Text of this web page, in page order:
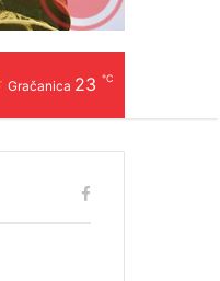
Gračanica 23 ℃